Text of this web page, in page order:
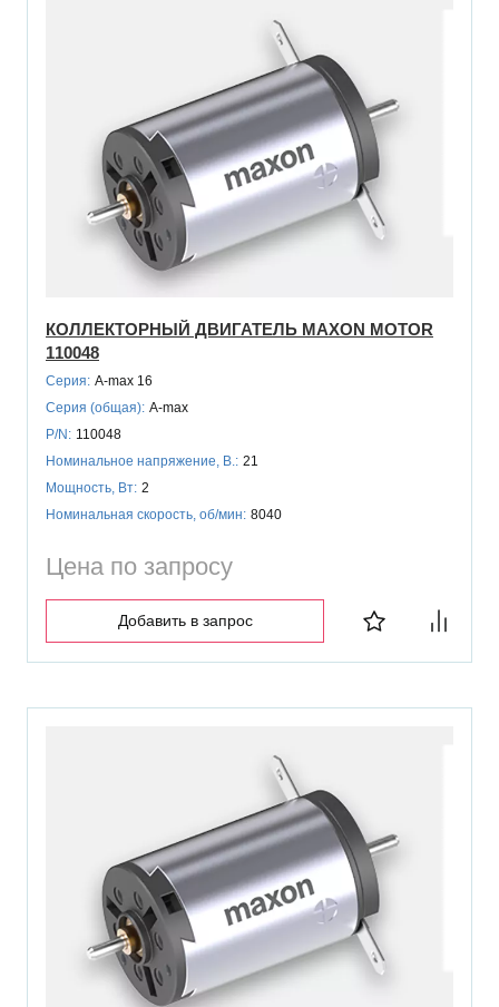
КОЛЛЕКТОРНЫЙ ДВИГАТЕЛЬ MAXON MOTOR
110048
Серия: A-max 16
Серия (общая): A-max
P/N: 110048
Номинальное напряжение, В.: 21
Мощность, Вт: 2
Номинальная скорость, об/мин: 8040
Цена по запросу
Добавить в запрос